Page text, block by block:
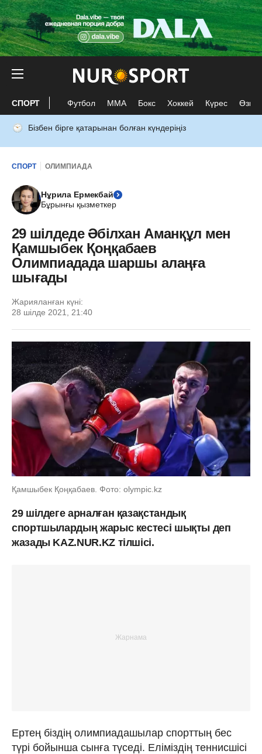
СПОРТ Футбол ММА Бокс Хоккей Күрес Өзге
Бізбен бірге қатарынан болған күндеріңіз
СПОРТ ОЛИМПИАДА
Нұрила Ермекбай
Бұрынғы қызметкер
29 шілдеде Әбілхан Аманқұл мен
Қамшыбек Қоңқабаев
Олимпиадада шаршы алаңға
шығады
Жарияланған күні:
28 шілде 2021, 21:40
Қамшыбек Қоңқабаев. Фото: olympic.kz
29 шілдеге арналған қазақстандық
спортшылардың жарыс кестесі шықты деп
жазады KAZ.NUR.KZ тілшісі.
Ертең біздің олимпиадашылар спорттың бес
түрі бойынша сынға түседі. Еліміздің теннисшісі